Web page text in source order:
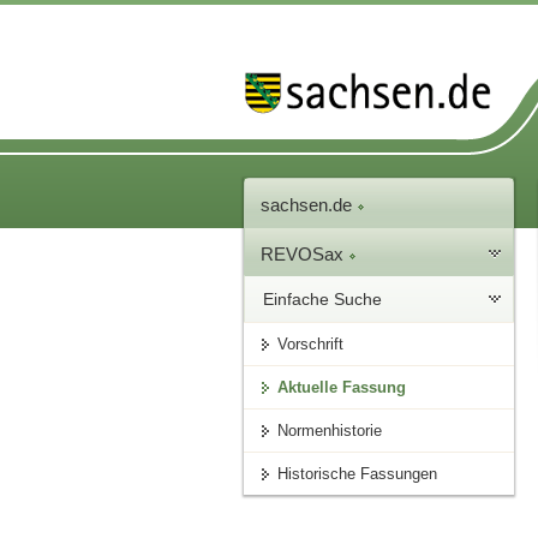
sachsen.de
REVOSax
Einfache Suche
Vorschrift
Aktuelle Fassung
Normenhistorie
Historische Fassungen